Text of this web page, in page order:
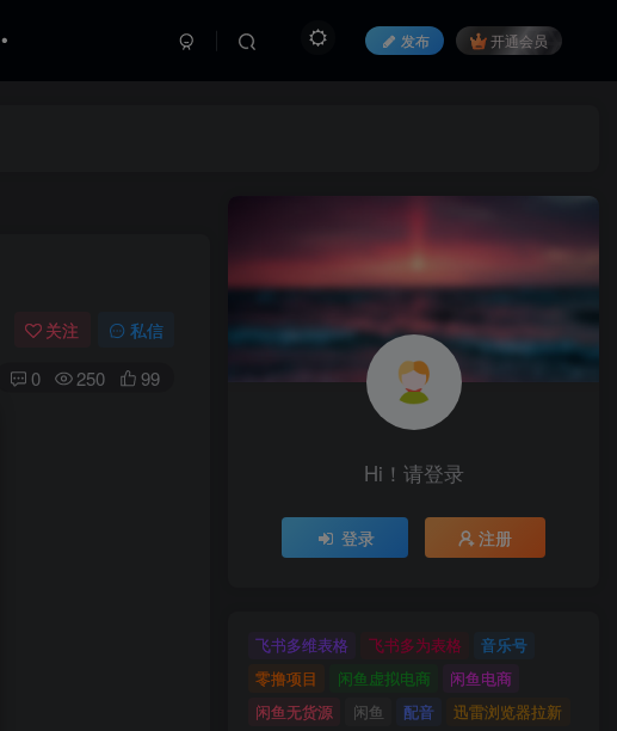
发布 开通会员
关注 私信
0 250 99
Hi！请登录
登录 注册
飞书多维表格 飞书多为表格
音乐号
零撸项目
闲鱼虚拟电商
闲鱼电商
闲鱼无货源
闲鱼 配音
迅雷浏览器拉新